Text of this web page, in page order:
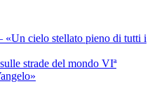
«Un cielo stellato pieno di tutti i
strade del mondo VIª